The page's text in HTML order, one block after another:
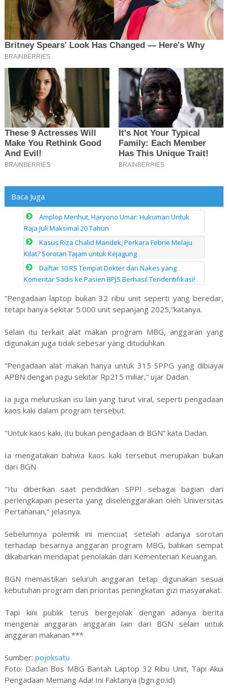
Baca Juga
Amplop Menhut, Haryono Umar: Hukuman Untuk
Raja Juli Maksimal 20 Tahun
Kasus Riza Chalid Mandek, Perkara Febrie Melaju
Kilat? Sorotan Tajam untuk Kejagung
Daftar 10 RS Tempat Dokter dan Nakes yang
Komentar Sadis ke Pasien BPJS Berhasil Teridentifikasi!
“Pengadaan laptop bukan 32 ribu unit seperti yang beredar,
tetapi hanya sekitar 5.000 unit sepanjang 2025,”katanya.
Selain itu terkait alat makan program MBG, anggaran yang
digunakan juga tidak sebesar yang dituduhkan.
“Pengadaan alat makan hanya untuk 315 SPPG yang dibiayai
APBN dengan pagu sekitar Rp215 miliar,” ujar Dadan.
Ia juga meluruskan isu lain yang turut viral, seperti pengadaan
kaos kaki dalam program tersebut.
“Untuk kaos kaki, itu bukan pengadaan di BGN” kata Dadan.
Ia mengatakan bahwa kaos kaki tersebut merupakan bukan
dari BGN
"Itu diberikan saat pendidikan SPPI sebagai bagian dari
perlengkapan peserta yang diselenggarakan oleh Universitas
Pertahanan,” jelasnya.
Sebelumnya polemik ini mencuat setelah adanya sorotan
terhadap besarnya anggaran program MBG, bahkan sempat
dikabarkan mendapat penolakan dari Kementerian Keuangan.
BGN memastikan seluruh anggaran tetap digunakan sesuai
kebutuhan program dan prioritas peningkatan gizi masyarakat.
Tapi kini publik terus bergejolak dengan adanya berita
mengenai anggaran anggaran lain dari BGN selain untuk
anggaran makanan.***
Sumber: pojoksatu
Foto: Dadan Bos MBG Bantah Laptop 32 Ribu Unit, Tapi Akui
Pengadaan Memang Ada! Ini Faktanya (bgn.go.id)